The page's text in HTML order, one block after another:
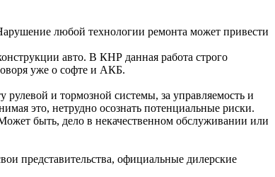
любой технологии ремонта может привести
авто. В КНР данная работа строго
уже о софте и АКБ.
рулевой и тормозной системы, за управляемость и
это, нетрудно осознать потенциальные риски.
быть, дело в некачественном обслуживании или
представительства, официальные дилерские